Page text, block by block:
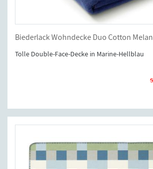
Biederlack Wohndecke Duo Cotton
Tolle Double-Face-Decke in Marine-Hellblau